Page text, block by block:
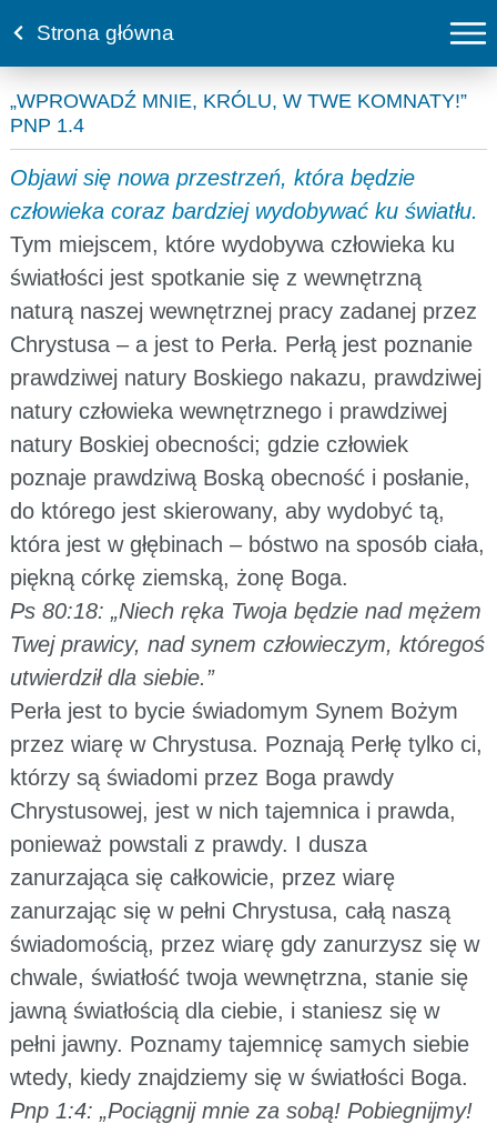
Strona główna
„WPROWADŹ MNIE, KRÓLU, W TWE KOMNATY!”
PNP 1.4
Objawi się nowa przestrzeń, która będzie
człowieka coraz bardziej wydobywać ku światłu.
Tym miejscem, które wydobywa człowieka ku
światłości jest spotkanie się z wewnętrzną
naturą naszej wewnętrznej pracy zadanej przez
Chrystusa – a jest to Perła. Perłą jest poznanie
prawdziwej natury Boskiego nakazu, prawdziwej
natury człowieka wewnętrznego i prawdziwej
natury Boskiej obecności; gdzie człowiek
poznaje prawdziwą Boską obecność i posłanie,
do którego jest skierowany, aby wydobyć tą,
która jest w głębinach – bóstwo na sposób ciała,
piękną córkę ziemską, żonę Boga.
Ps 80:18: „Niech ręka Twoja będzie nad mężem
Twej prawicy, nad synem człowieczym, któregoś
utwierdził dla siebie.”
Perła jest to bycie świadomym Synem Bożym
przez wiarę w Chrystusa. Poznają Perłę tylko ci,
którzy są świadomi przez Boga prawdy
Chrystusowej, jest w nich tajemnica i prawda,
ponieważ powstali z prawdy. I dusza
zanurzająca się całkowicie, przez wiarę
zanurzając się w pełni Chrystusa, całą naszą
świadomością, przez wiarę gdy zanurzysz się w
chwale, światłość twoja wewnętrzna, stanie się
jawną światłością dla ciebie, i staniesz się w
pełni jawny. Poznamy tajemnicę samych siebie
wtedy, kiedy znajdziemy się w światłości Boga.
Pnp 1:4: „Pociągnij mnie za sobą! Pobiegnijmy!